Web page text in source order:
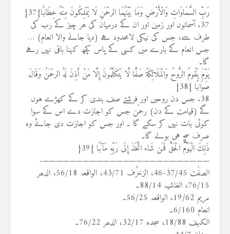
رَبِّ السَّمَاوَاتِ وَالْأَرْضِ وَمَا بَيْنَهُمَا الرحْمَنِ لَا يَمْلِكُونَ مِنْهُ خِطَابًا{37}
37. آسمانوں اور زمین اور ان کے درمیان کی ہر چیز کے رب کی
طرف سے، جس کی نیکی لامحدود ہے (دیا جانے والا انعام) …
جس انعام کے بارے میں کسی کے پاس کچھ کہنا باقی نہیں رہے
يَوْمَ يَقُومُ الرُّوحُ وَالْمَلَائِكَةُ صَفًّا لَّا يَتَكَلَّمُونَ إِلَّا مَنْ أَذِنَ لَهُ الرحْمَنُ وَقَالَ
صَوَابًا {38}
38. جس دن روحیں اور فرشتے صف بندی کر کے کھڑے ہوں
گے (قیامت کے دن) رحمٰن جس کو اجازت دے اس کے سوا
کوئی بات نہیں کر سکے گا ۔ اور جس کو اجازت دی جائے وہ
صرف سچ ہی بولے گا۔
ذَلِكَ الْيَوْمُ الْحَقُّ فَمَن شَاء اتَّخَذَ إِلَى رَبِّهِ مَآبًا {39}
—————————————————————————-
الصفٰت 37/45-46، الزخرُف 43/71، الواقعہ 56/18، الدھر
76/15، الغاشیہ 88/14۔
مریم 19/62، الواقعہ 56/25۔
انعام 6/160۔
الکہف 18/88، سجدہ 32/17، الدھر 76/22۔